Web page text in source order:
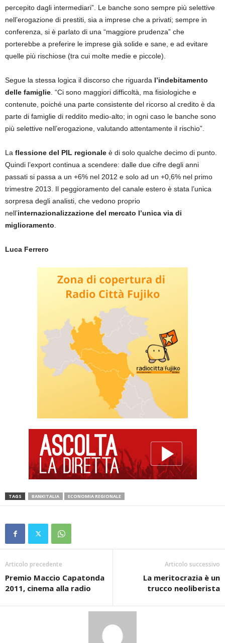
percepito dagli intermediari”. Le banche sono sempre più selettive
nell’erogazione di prestiti, sia a imprese che a privati; sempre in
conferenza, si è parlato di una “maggiore prudenza” che
porterebbe a preferire le imprese già solide e sane, e ad evitare
quelle più rischiose (tra cui molte medie e piccole).
Segue la stessa logica il discorso che riguarda l’indebitamento
delle famiglie . “Ci sono maggiori difficoltà, ma fisiologiche e
contenute, poiché una parte consistente del ricorso al credito è da
parte di famiglie di reddito medio-alto; in ogni caso le banche sono
più selettive nell’erogazione, valutando attentamente il rischio”.
La flessione del PIL regionale è di solo qualche decimo di punto.
Quindi l’export continua a scendere: dalle due cifre degli anni
passati si passa a un +6% nel 2012 e solo ad un +0,6% nel primo
trimestre 2013. Il peggioramento del canale estero è stata l’unica
sorpresa degli analisti, che vedono proprio
nell’internazionalizzazione del mercato l’unica via di
miglioramento
Luca Ferrero
TAGS BANKITALIA ECONOMIA REGIONALE
Articolo precedente
Premio Maccio Capatonda
2011, cinema alla radio
Articolo successivo
La meritocrazia è un
trucco neoliberista